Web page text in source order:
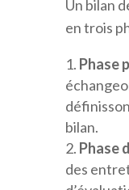
Un bilan
en trois
Phase
bilan.
Phase
des